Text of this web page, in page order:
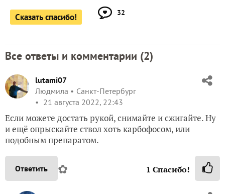
Сказать спасибо! 32
Все ответы и комментарии (2)
lutami07
Людмила
Санкт-Петербург
21 августа 2022, 22:43
Если можете достать рукой, снимайте и сжигайте. Ну
и ещё опрыскайте ствол хоть карбофосом, или
подобным препаратом.
Ответить ✿ 1 Спасибо!